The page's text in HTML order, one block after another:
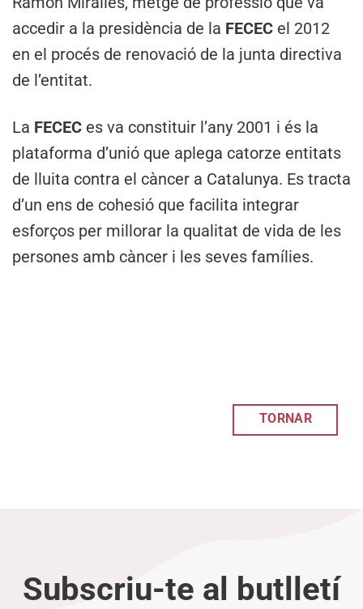
accedir a la presidència de la FECEC el 2012
en el procés de renovació de la junta directiva
de l’entitat.
La FECEC es va constituir l’any 2001 i és la
plataforma d’unió que aplega catorze entitats
de lluita contra el càncer a Catalunya. Es tracta
d’un ens de cohesió que facilita integrar
esforços per millorar la qualitat de vida de les
persones amb càncer i les seves famílies.
TORNAR
Subscriu-te al butlletí